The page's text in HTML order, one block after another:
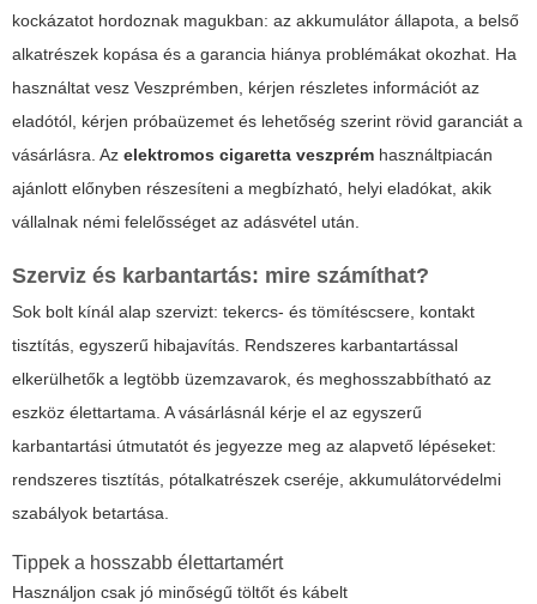
kockázatot hordoznak magukban: az akkumulátor állapota, a belső
alkatrészek kopása és a garancia hiánya problémákat okozhat. Ha
használtat vesz Veszprémben, kérjen részletes információt az
eladótól, kérjen próbaüzemet és lehetőség szerint rövid garanciát a
vásárlásra. Az elektromos cigaretta veszprém használtpiacán
ajánlott előnyben részesíteni a megbízható, helyi eladókat, akik
vállalnak némi felelősséget az adásvétel után.
Szerviz és karbantartás: mire számíthat?
Sok bolt kínál alap szervizt: tekercs- és tömítéscsere, kontakt
tisztítás, egyszerű hibajavítás. Rendszeres karbantartással
elkerülhetők a legtöbb üzemzavarok, és meghosszabbítható az
eszköz élettartama. A vásárlásnál kérje el az egyszerű
karbantartási útmutatót és jegyezze meg az alapvető lépéseket:
rendszeres tisztítás, pótalkatrészek cseréje, akkumulátorvédelmi
szabályok betartása.
Tippek a hosszabb élettartamért
Használjon csak jó minőségű töltőt és kábelt